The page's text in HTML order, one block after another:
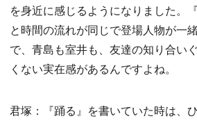
を身近に感じるようになりました。
と時間の流れが同じで登場人物が一
で、青島も室井も、友達の知り合い
くない実在感があるんですよね。
君塚：『踊る』を書いていた時は、